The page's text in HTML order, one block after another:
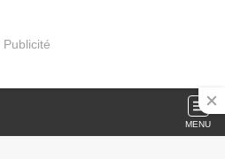
Publicité
MENU